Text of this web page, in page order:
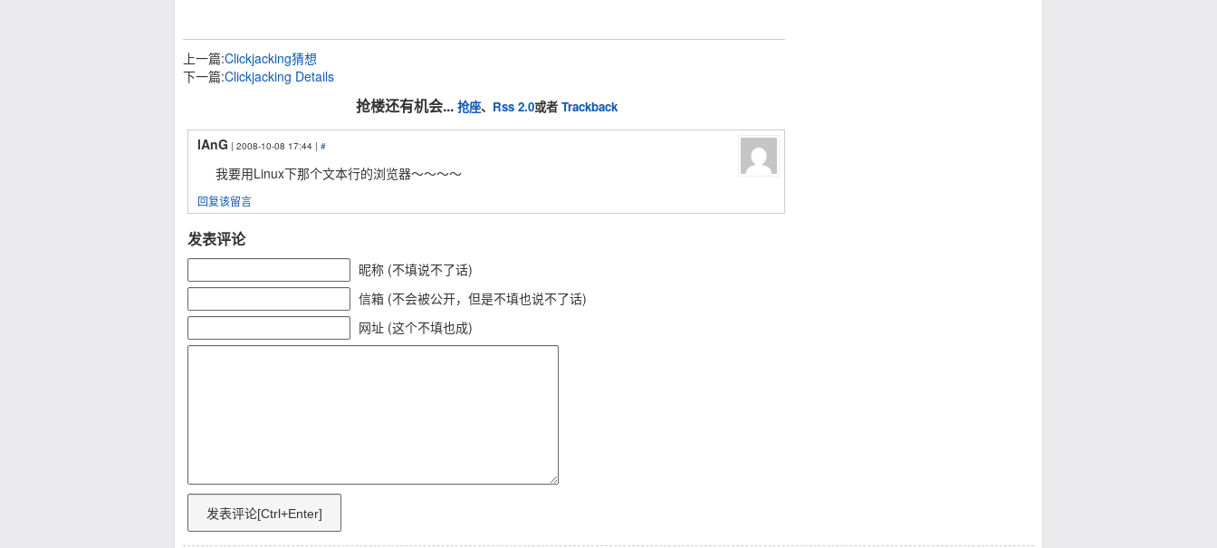
上一篇:Clickjacking猜想
下一篇:Clickjacking Details
抢楼还有机会... 抢座、 Rss 2.0或者 Trackback
lAnG | 2008-10-08 17:44 | #
我要用Linux下那个文本行的浏览器～～～～
回复该留言
发表评论
昵称 (不填说不了话)
信箱 (不会被公开，但是不填也说不了话)
网址 (这个不填也成)